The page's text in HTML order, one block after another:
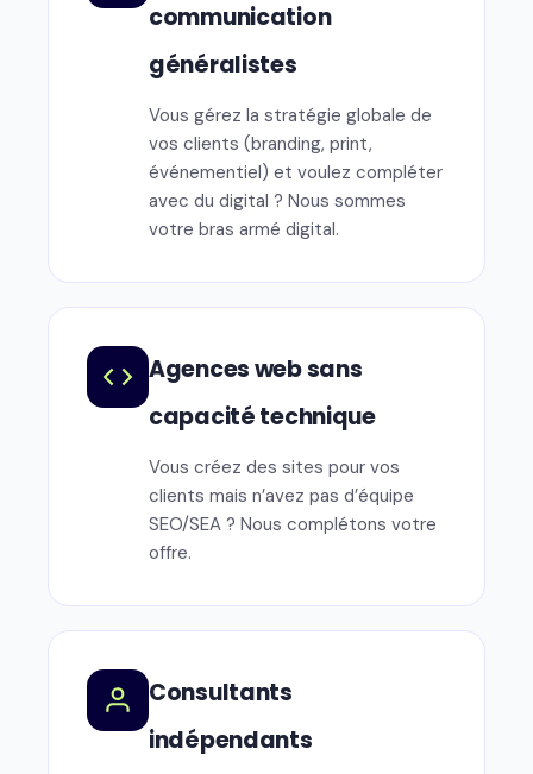
communication
généralistes
Vous gérez la stratégie globale de
vos clients (branding, print,
événementiel) et voulez compléter
avec du digital ? Nous sommes
votre bras armé digital.
Agences web sans
capacité technique
Vous créez des sites pour vos
clients mais n’avez pas d’équipe
SEO/SEA ? Nous complétons votre
offre.
Consultants
indépendants